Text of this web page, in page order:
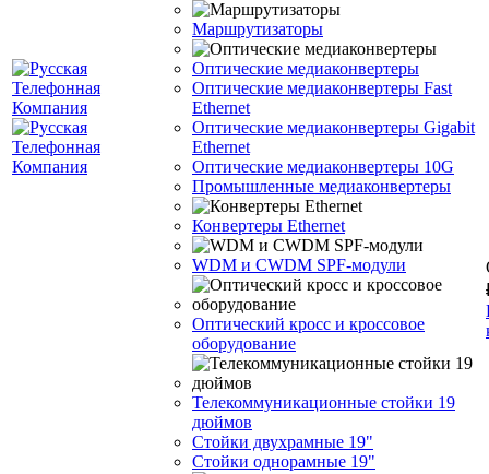
Маршрутизаторы
Оптические медиаконвертеры
Оптические медиаконвертеры Fast
Ethernet
Оптические медиаконвертеры Gigabit
Ethernet
Оптические медиаконвертеры 10G
Промышленные медиаконвертеры
Конвертеры Ethernet
WDM и CWDM SPF-модули
Оптический кросс и кроссовое
оборудование
Телекоммуникационные стойки 19
дюймов
Стойки двухрамные 19"
Стойки однорамные 19"